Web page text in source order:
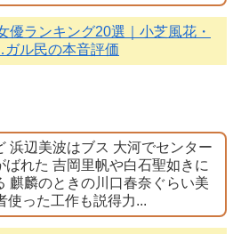
優ランキング20選｜小芝風花・
ル民の本音評価
浜辺美波はブス 大河でセンター
れた 吉岡里帆や白石聖如きに
麒麟のときの川口春奈ぐらい美
使った工作も説得力...